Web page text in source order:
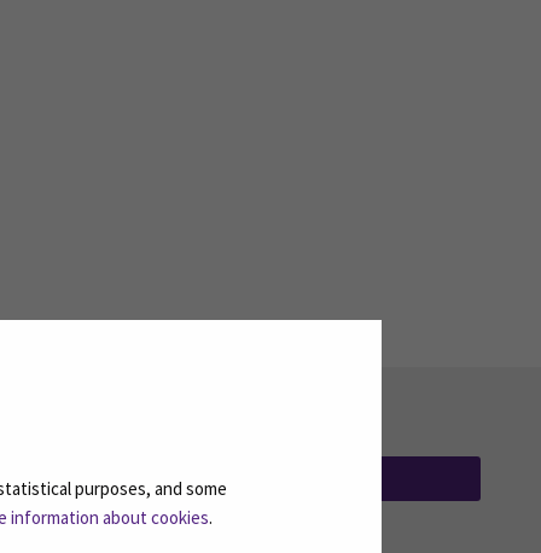
purposes, and some
information about cookies.
TILAA UUTISKIRJEITÄMME